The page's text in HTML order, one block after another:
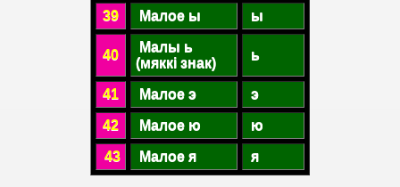
39 Малое ы ы
40
Малы ь
(мяккі знак)
ь
41 Малое э э
42 Малое ю ю
43 Малое я я